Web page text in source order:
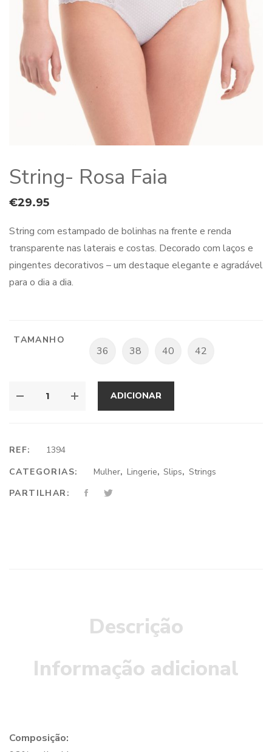
String- Rosa Faia
€29.95
String com estampado de bolinhas na frente e renda
transparente nas laterais e costas. Decorado com laços e
pingentes decorativos – um destaque elegante e agradável
para o dia a dia.
TAMANHO
36 38 40 42
ADICIONAR
REF:
1394
CATEGORIAS:
Mulher, Lingerie,Slips,Strings
PARTILHAR:
Descrição
Informação adicional
Composição: